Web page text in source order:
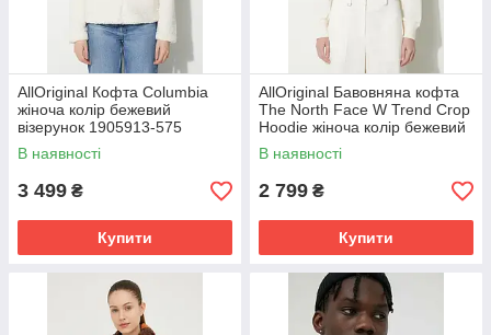
AllOriginal Кофта Columbia
жіноча колір бежевий
візерунок 1905913-575
розмір: S
В наявності
3 499 ₴
Купити
AllOriginal Бавовняна кофта
The North Face W Trend Crop
Hoodie жіноча колір бежевий
з капюшоном з принтом
В наявності
2 799 ₴
Купити